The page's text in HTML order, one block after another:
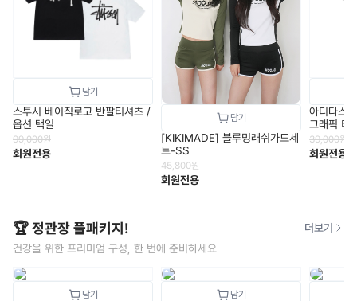
스투시 베이직로고 반팔티셔츠 /
옵션 택일
99,000원
회원전용
[KIKIMADE] 블루밍래쉬가드세
트-SS
45,800원
회원전용
아디다스
그래픽
39,000원
회원전용
🏆 정관장 풀패키지!
건강을 위한 프리미엄 구성, 한 번에 준비하세요
더보기